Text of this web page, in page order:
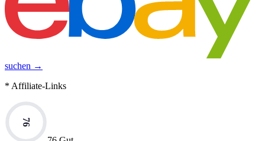
suchen →
* Affiliate-Links
76